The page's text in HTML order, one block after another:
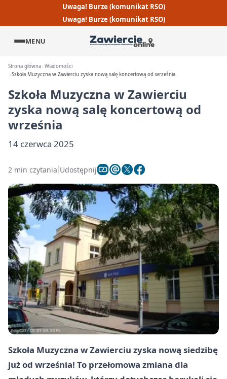
Uwaga! Burze (komunikat RSO)
Uwaga! Burze (komunikat RSO)
MENU
Strona główna Wiadomości
Szkoła Muzyczna w Zawierciu zyska nową salę koncertową od września
Szkoła Muzyczna w Zawierciu
zyska nową salę koncertową od
września
14 czerwca 2025
2 min czytania Udostępnij
Szkoła Muzyczna w Zawierciu zyska nową siedzibę
już od września! To przełomowa zmiana dla